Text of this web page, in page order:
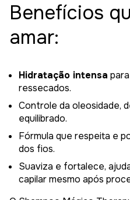
Benefícios
amar:
Hidratação intensa
ressecados.
Controle da oleosidade,
equilibrado.
Fórmula que respeita e
dos fios.
Suaviza e fortalece,
capilar mesmo após